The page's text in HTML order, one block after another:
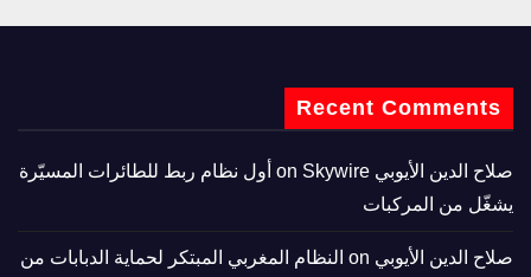
Recent Comments
صلاح الدين الأيوبي
Skywire أول نظام ربط للطائرات المسيّرة
يشغّل من المركبات
صلاح الدين الأيوبي
النظام المغربي المبتكر لحماية الدبابات من